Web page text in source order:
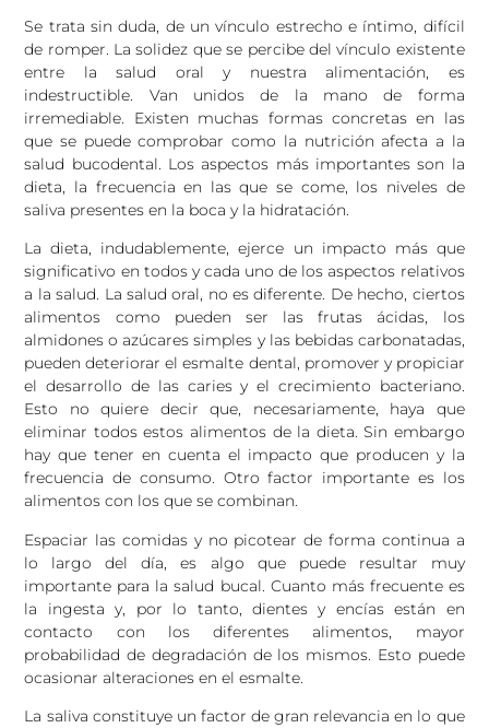
Se trata sin duda, de un vínculo estrecho e íntimo, difícil
de romper. La solidez que se percibe del vínculo existente
entre la salud oral y nuestra alimentación, es
indestructible. Van unidos de la mano de forma
irremediable. Existen muchas formas concretas en las
que se puede comprobar como la nutrición afecta a la
salud bucodental. Los aspectos más importantes son la
dieta, la frecuencia en las que se come, los niveles de
saliva presentes en la boca y la hidratación.
La dieta, indudablemente, ejerce un impacto más que
significativo en todos y cada uno de los aspectos relativos
a la salud. La salud oral, no es diferente. De hecho, ciertos
alimentos como pueden ser las frutas ácidas, los
almidones o azúcares simples y las bebidas carbonatadas,
pueden deteriorar el esmalte dental, promover y propiciar
el desarrollo de las caries y el crecimiento bacteriano.
Esto no quiere decir que, necesariamente, haya que
eliminar todos estos alimentos de la dieta. Sin embargo
hay que tener en cuenta el impacto que producen y la
frecuencia de consumo. Otro factor importante es los
alimentos con los que se combinan.
Espaciar las comidas y no picotear de forma continua a
lo largo del día, es algo que puede resultar muy
importante para la salud bucal. Cuanto más frecuente es
la ingesta y, por lo tanto, dientes y encías están en
contacto con los diferentes alimentos, mayor
probabilidad de degradación de los mismos. Esto puede
ocasionar alteraciones en el esmalte.
La saliva constituye un factor de gran relevancia en lo que